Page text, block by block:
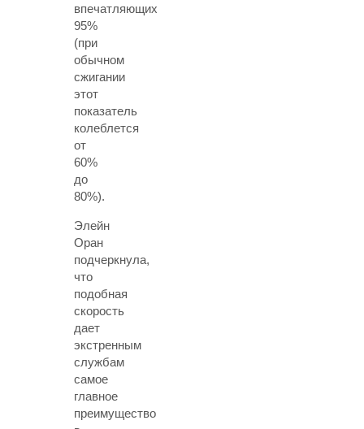
впечатляющих
95%
(при
обычном
сжигании
этот
показатель
колеблется
от
60%
до
80%).
Элейн
Оран
подчеркнула,
что
подобная
скорость
дает
экстренным
службам
самое
главное
преимущество